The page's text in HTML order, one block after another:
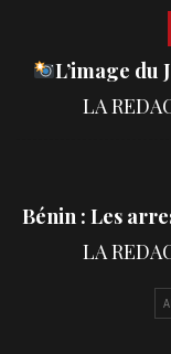
L’image du
Bénin : Les